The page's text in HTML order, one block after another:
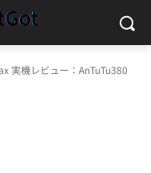
実機レビュー：AnTuTu380